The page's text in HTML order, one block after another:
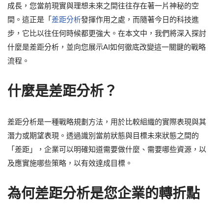
成長，您當前現實與理想未來之間往往存在著一片神秘的空
間。這正是「 差距分析發揮作用之處，而隨著今日的科技進
步，它比以往任何時候都更強大。在本文中，我們將深入探討
什麼是差距分析，並向您展示AI如何徹底改變這一關鍵的戰略
流程。
什麼是差距分析？
差距分析是一種戰略規劃方法，用於比較組織的實際表現與其
潛力或期望表現。透過識別當前狀態與目標未來狀態之間的
「差距」，企業可以明確知道需要做什麼、需要哪些資源，以
及應實施哪些策略，以有效達成目標。
為何差距分析是您企業的轉折點